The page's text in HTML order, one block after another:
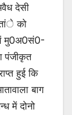
देसी
को
में मु0अ0सं0-
पंजीकृत
हुई कि
बाग
में दोनो